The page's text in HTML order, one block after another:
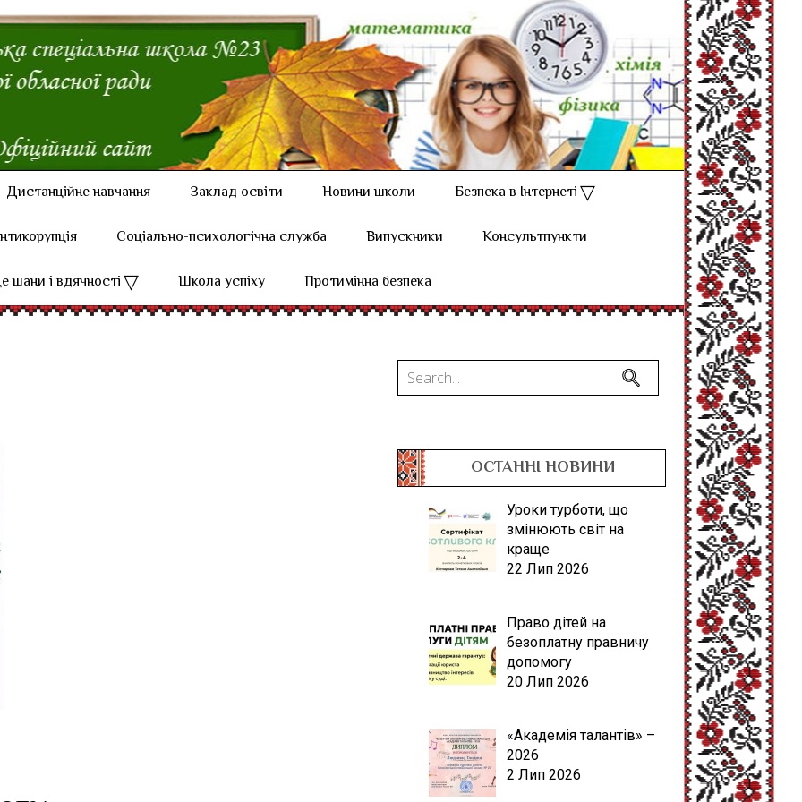
Дистанційне навчання Заклад освіти Новини школи
Безпека в Інтернеті
Соціально-психологічна служба Випускники
Консультпункти
шани і вдячності
Школа успіху Протимінна безпека
ОСТАННІ НОВИНИ
Уроки турботи, що
змінюють світ на
краще
22 Лип 2026
Право дітей на
безоплатну правничу
допомогу
20 Лип 2026
«Академія талантів» –
2026
2 Лип 2026